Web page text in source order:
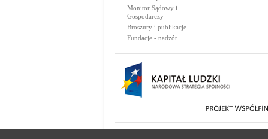
Monitor Sądowy i
Gospodarczy
Broszury i publikacje
Fundacje - nadzór
© 2000-2026 Ministerstwo Sprawiedliwości